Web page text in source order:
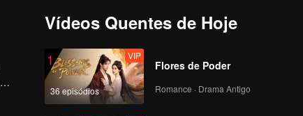
Vídeos Quentes de Hoje
1
36 episódios
VIP
Flores de Poder
Romance · Drama Antigo